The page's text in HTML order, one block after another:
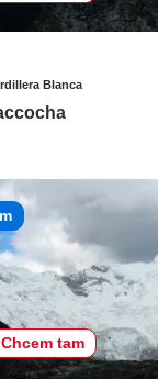
Blanca
Chcem tam